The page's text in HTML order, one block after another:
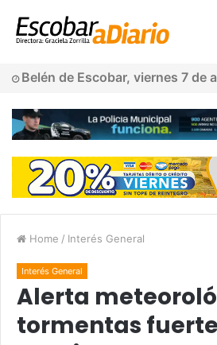
Belén de Escobar, viernes 7
Home / Interés General
Interés General
Alerta
tormentas